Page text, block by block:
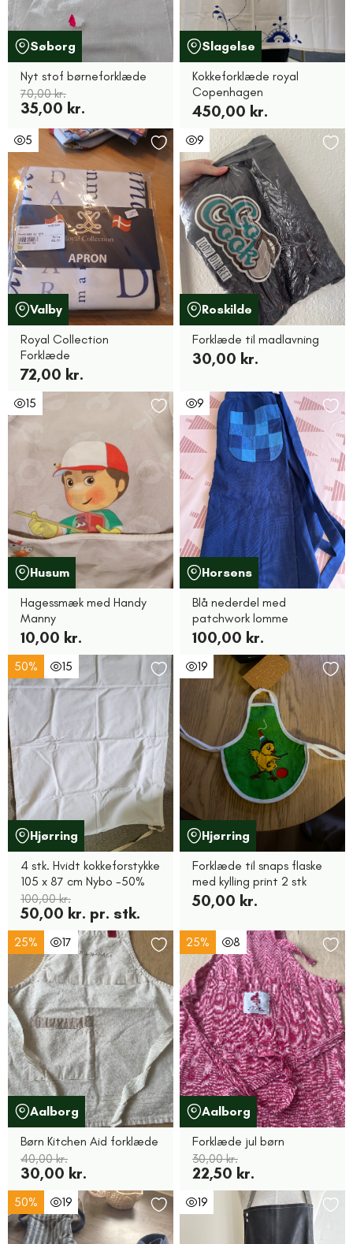
Søborg
Nyt stof børneforklæde
70,00 kr.
35,00 kr.
Slagelse
Kokkeforklæde royal
Copenhagen
450,00 kr.
5
Valby
Royal Collection
Forklæde
72,00 kr.
9
Roskilde
Forklæde til madlavning
30,00 kr.
15
Husum
Hagessmæk med Handy
Manny
10,00 kr.
9
Horsens
Blå nederdel med
patchwork lomme
100,00 kr.
50% 15
Hjørring
4 stk. Hvidt kokkeforstykke
105 x 87 cm Nybo -50%
100,00 kr.
50,00 kr. pr. stk.
19
Hjørring
Forklæde til snaps flaske
med kylling print 2 stk
50,00 kr.
25% 17
Aalborg
Børn Kitchen Aid forklæde
40,00 kr.
30,00 kr.
25% 8
Aalborg
Forklæde jul børn
30,00 kr.
22,50 kr.
50% 19 19